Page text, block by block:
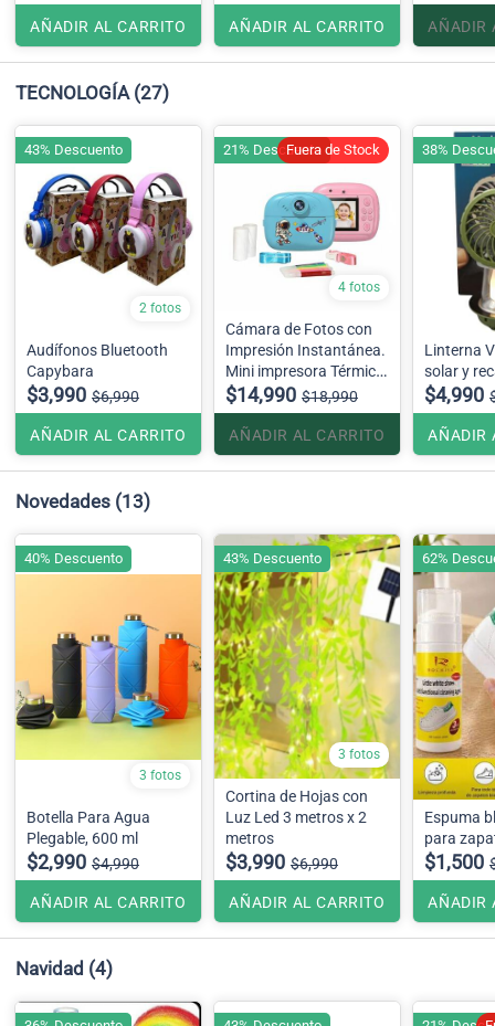
AÑADIR AL CARRITO AÑADIR AL CARRITO AÑADIR
TECNOLOGÍA (27)
2 fotos
Audífonos Bluetooth
Capybara
$3,990 $6,990
AÑADIR AL CARRITO
43% Descuento
4 fotos
Cámara de Fotos con
Impresión Instantánea.
Mini impresora Térmica
para niños
$14,990 $18,990
AÑADIR AL CARRITO
21% DescuentoFuera de Stock
Linterna
solar y
$4,990
AÑADIR
38%
Novedades (13)
3 fotos
Botella Para Agua
Plegable, 600 ml
$2,990 $4,990
AÑADIR AL CARRITO
40% Descuento
3 fotos
Cortina de Hojas con
Luz Led 3 metros x 2
metros
$3,990 $6,990
AÑADIR AL CARRITO
43% Descuento
Espuma
para
$1,500
AÑADIR
62%
Navidad (4)